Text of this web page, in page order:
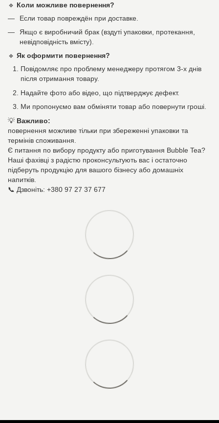
🔹 Коли можливе повернення?
Если товар повреждён при доставке.
Якщо є виробничий брак (вздуті упаковки, протекання,
невідповідність вмісту).
🔹 Як оформити повернення?
Повідомляє про проблему менеджеру протягом 3-х днів
після отримання товару.
Надайте фото або відео, що підтверджує дефект.
Ми пропонуємо вам обміняти товар або повернути гроші.
💡 Важливо:
повернення можливе тільки при збереженні упаковки та
термінів споживання.
Є питання по вибору продукту або приготування Bubble Tea?
Наші фахівці з радістю проконсультують вас і остаточно
підберуть продукцію для вашого бізнесу або домашніх
напитків.
📞 Дзвоніть: +380 97 27 37 677